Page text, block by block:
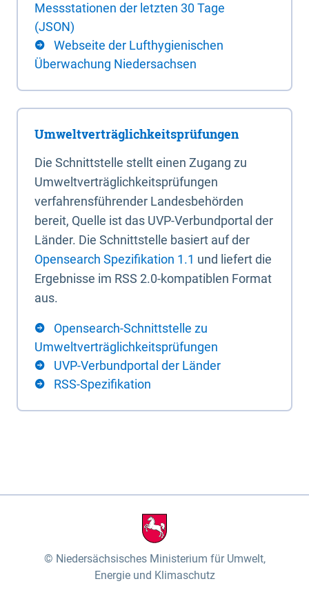
Messstationen der letzten 30 Tage
(JSON)
Webseite der Lufthygienischen
Überwachung Niedersachsen
Umweltverträglichkeitsprüfungen
Die Schnittstelle stellt einen Zugang zu
Umweltverträglichkeitsprüfungen
verfahrensführender Landesbehörden
bereit, Quelle ist das UVP-Verbundportal der
Länder. Die Schnittstelle basiert auf der
Opensearch Spezifikation 1.1 und liefert die
Ergebnisse im RSS 2.0-kompatiblen Format
aus.
Opensearch-Schnittstelle zu
Umweltverträglichkeitsprüfungen
UVP-Verbundportal der Länder
RSS-Spezifikation
Niedersächsisches Ministerium für Umwelt,
Energie und Klimaschutz